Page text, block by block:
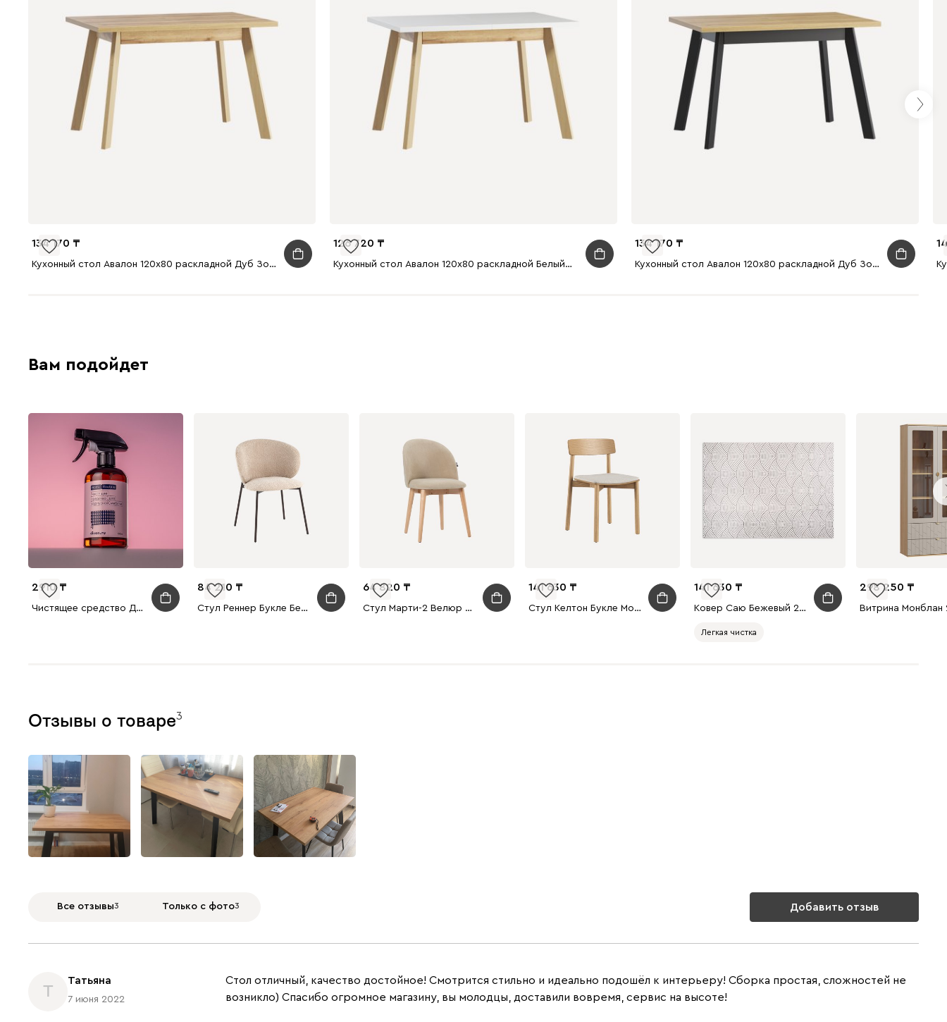
134 170
Кухонный стол Авалон 120x80 раскладной Дуб Золотистый
126 720
Кухонный стол Авалон 120x80 раскладной Белый/Натуральный
134 170
Кухонный стол Авалон 120x80 раскладной Дуб Золотистый/Черный
Вам подойдет
2910
Чистящее средство Домашняя рутина для корпусной мебели
84 210
Стул Реннер Букле Бежевый/Черный
64 820
Стул Марти-2 Велюр Бежевый/Натуральный
141 630
Стул Келтон Букле Молочный/Натуральный
141 630
Ковер Саю Бежевый 200x300
Легкая чистка
298 250
Отзывы о товаре3
Все отзывы3 Только с фото3 Добавить отзыв
Т
Татьяна
7 июня 2022
Стол отличный, качество достойное! Смотрится стильно и идеально подошёл к интерьеру! Сборка простая, сложностей не
возникло) Спасибо огромное магазину, вы молодцы, доставили вовремя, сервис на высоте!